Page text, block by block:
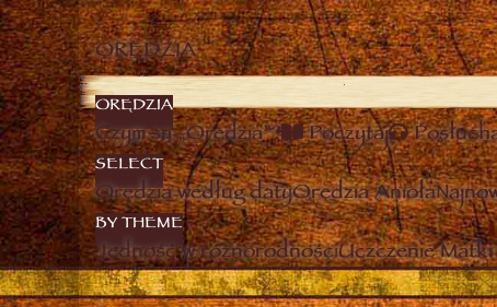
ORĘDZIA
ORĘDZIA
Czym są „Orędzia”? Poczytaj
SELECT
Orędzia według datyOrędzia Anioła
BY THEME
Jedność w różnorodnościUczczenie